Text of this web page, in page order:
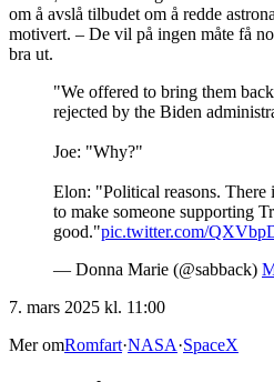
om å avslå tilbudet om å redde
motivert. – De vil på ingen måte få
bra ut.
"We offered to bring them
rejected by the Biden
Joe: "Why?"
Elon: "Political reasons. There
to make someone supporting
good."pic.twitter.com/
— Donna Marie (@sabback)
7. mars 2025 kl. 11:00
Mer omRomfart·NASA·SpaceX